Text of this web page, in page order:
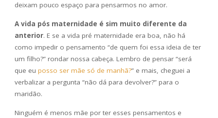
deixam pouco espaço para pensarmos no amor.
A vida pós maternidade é sim muito diferente da
anterior. E se a vida pré maternidade era boa, não há
como impedir o pensamento “de quem foi essa ideia de ter
um filho?” rondar nossa cabeça. Lembro de pensar “será
que eu posso ser mãe só de manhã?” e mais, cheguei a
verbalizar a pergunta “não dá para devolver?” para o
maridão.
Ninguém é menos mãe por ter esses pensamentos e